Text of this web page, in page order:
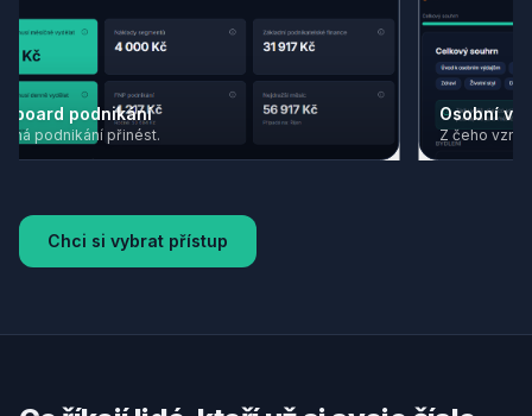
podnikání
přinést.
Osobní výdaje
Z čeho vzniká tvoje
Chci si vybrat přístup